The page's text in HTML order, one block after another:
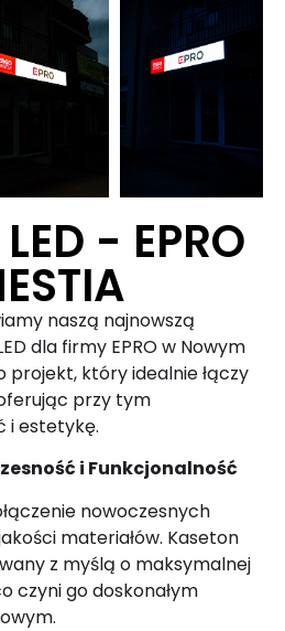
- EPRO
naszą najnowszą
dla firmy EPRO w Nowym
projekt, który idealnie łączy
przy tym
i estetykę.
i Funkcjonalność
nowoczesnych
materiałów. Kaseton
z myślą o maksymalnej
czyni go doskonałym